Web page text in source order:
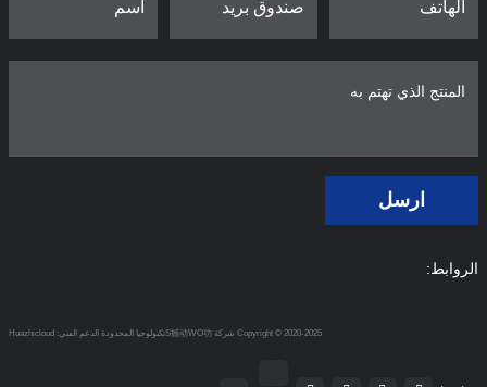
ارسل
الروابط:
Copyright © 2020-2025 شركة S撼动WO功تكنولوجيا المحدودة الدعم الفني: Huazhicloud